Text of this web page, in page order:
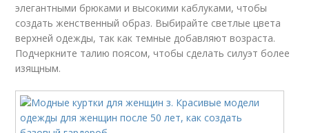
элегантными брюками и высокими каблуками, чтобы
создать женственный образ. Выбирайте светлые цвета
верхней одежды, так как темные добавляют возраста.
Подчеркните талию поясом, чтобы сделать силуэт более
изящным.